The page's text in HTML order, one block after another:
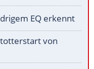
EQ erkennt
von